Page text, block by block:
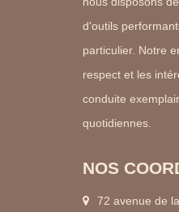
d'outils
particulier. Notre
respect et les
conduite
quotidiennes.
NOS
72 avenue de